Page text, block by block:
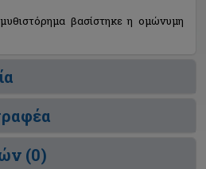
βασίστηκε η ομώνυμη
(0)